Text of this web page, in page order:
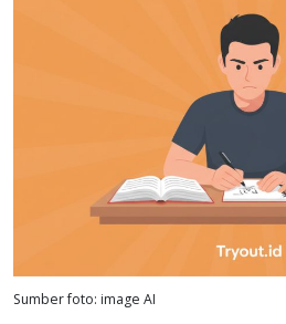
Sumber foto: image AI